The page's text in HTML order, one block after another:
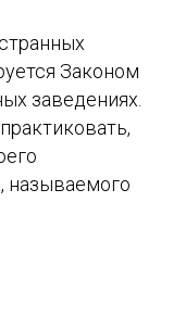
Законом
заведениях.
называемого